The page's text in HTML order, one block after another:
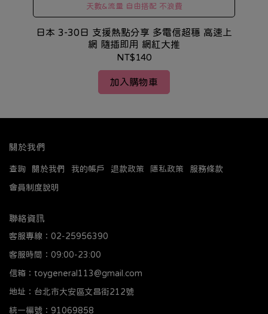
天數&流量 自由搭配 不浪費
日本 3-30日 支援熱點分享 多電信超穩 高速上
網 隨插即用 網紅大推
NT$140
加入購物車
關於我們
查詢 關於我們 我的帳戶 退款政策 隱私政策
服務條款
會員制度說明
聯絡資訊
客服專線：02-25956390
客服時間：09:00-23:00
信箱：toygeneral113@gmail.com
地址：台北市大安區文昌街212號
統一編號：91069858